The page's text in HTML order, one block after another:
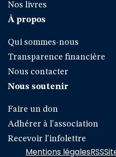
Nos livres
À propos
Qui sommes-nous
Transparence financière
Nous contacter
Nous soutenir
Faire un don
Adhérer à l'association
Recevoir l'infolettre
Mentions légalesRSS